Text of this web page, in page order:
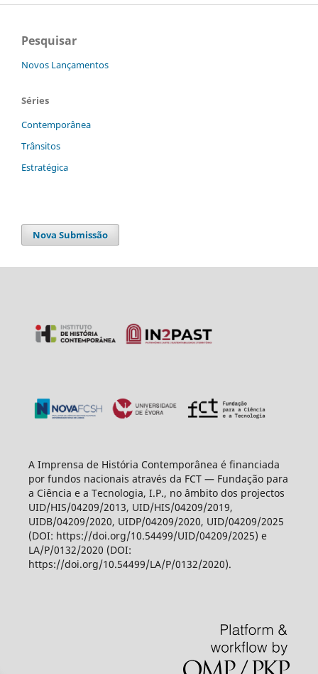
Pesquisar
Novos Lançamentos
Séries
Contemporânea
Trânsitos
Estratégica
Nova Submissão
A Imprensa de História Contemporânea é financiada
por fundos nacionais através da FCT — Fundação para
a Ciência e a Tecnologia, I.P., no âmbito dos projectos
UID/HIS/04209/2013, UID/HIS/04209/2019,
UIDB/04209/2020, UIDP/04209/2020, UID/04209/2025
(DOI: https://doi.org/10.54499/UID/04209/2025) e
LA/P/0132/2020 (DOI:
https://doi.org/10.54499/LA/P/0132/2020).